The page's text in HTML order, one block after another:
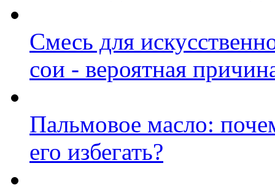
Смесь для
сои - вероятная
Пальмовое масло:
его избегать?